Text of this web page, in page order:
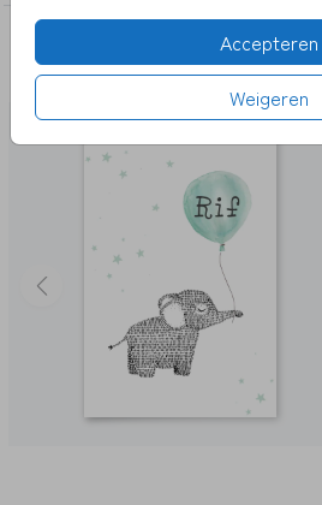
Accepteren
Weigeren
DEZE KAARTEN VIND JE
LEUK